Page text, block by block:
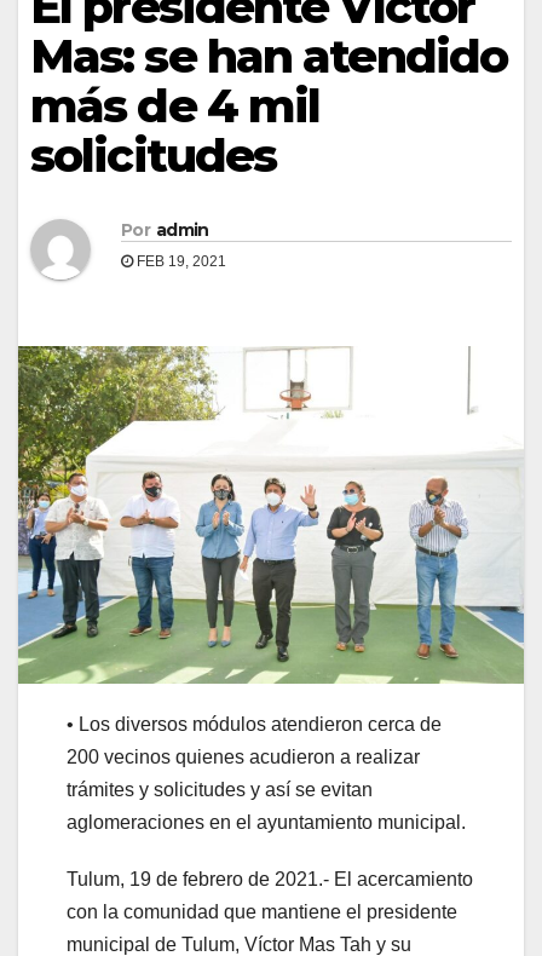
Mas: se han atendido
más de 4 mil
solicitudes
Por admin
FEB 19, 2021
• Los diversos módulos atendieron cerca de
200 vecinos quienes acudieron a realizar
trámites y solicitudes y así se evitan
aglomeraciones en el ayuntamiento municipal.
Tulum, 19 de febrero de 2021.- El acercamiento
con la comunidad que mantiene el presidente
municipal de Tulum, Víctor Mas Tah y su